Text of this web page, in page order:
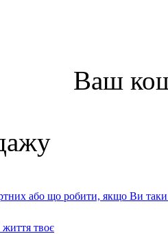
Ваш
або що робити, якщо Ви
життя твоє